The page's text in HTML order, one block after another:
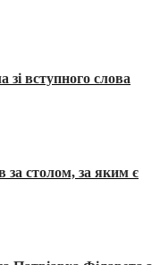
вступного слова
за столом, за яким є